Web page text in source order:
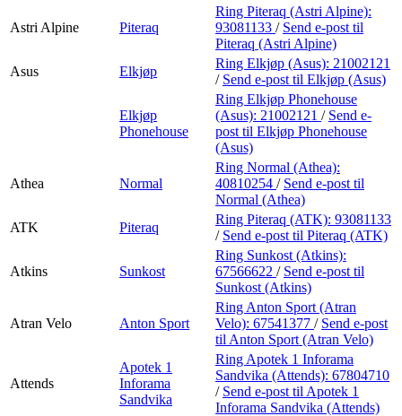
Astri Alpine Piteraq
Ring Piteraq (Astri Alpine):
93081133 / Send e-post til
Piteraq (Astri Alpine)
Asus
Elkjøp
Ring Elkjøp (Asus): 21002121
/ Send e-post til Elkjøp (Asus)
Elkjøp
Phonehouse
Ring Elkjøp Phonehouse
(Asus): 21002121 / Send e-
post til Elkjøp Phonehouse
(Asus)
Athea Normal
Ring Normal (Athea):
40810254 / Send e-post til
Normal (Athea)
ATK
Piteraq
Ring Piteraq (ATK): 93081133
/ Send e-post til Piteraq (ATK)
Atkins Sunkost
Ring Sunkost (Atkins):
67566622 / Send e-post til
Sunkost (Atkins)
Atran Velo Anton Sport
Ring Anton Sport (Atran
Velo): 67541377 / Send e-post
til Anton Sport (Atran Velo)
Attends
Apotek 1
Inforama
Sandvika
Ring Apotek 1 Inforama
Sandvika (Attends): 67804710
/ Send e-post til Apotek 1
Inforama Sandvika (Attends)